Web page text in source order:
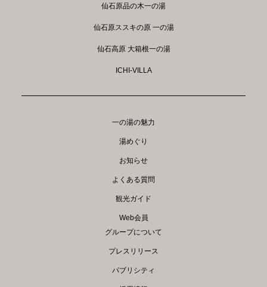
仙石原品の木一の湯
仙石原ススキの原 一の湯
仙石高原 大箱根一の湯
ICHI-VILLA
一の湯の魅力
湯めぐり
お知らせ
よくある質問
観光ガイド
Web会員
グループについて
プレスリリース
パブリシティ